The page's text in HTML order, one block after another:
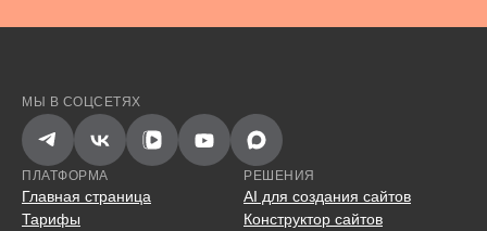
МЫ В СОЦСЕТЯХ
ПЛАТФОРМА
Главная страница
Тарифы
РЕШЕНИЯ
AI для создания сайтов
Конструктор сайтов